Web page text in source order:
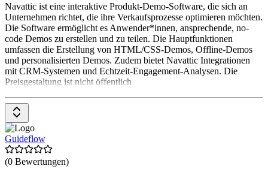
Navattic ist eine interaktive Produkt-Demo-Software, die sich an
Unternehmen richtet, die ihre Verkaufsprozesse optimieren möchten.
Die Software ermöglicht es Anwender*innen, ansprechende, no-
code Demos zu erstellen und zu teilen. Die Hauptfunktionen
umfassen die Erstellung von HTML/CSS-Demos, Offline-Demos
und personalisierten Demos. Zudem bietet Navattic Integrationen
mit CRM-Systemen und Echtzeit-Engagement-Analysen. Die
Preisgestaltung ist nicht öffentlich
Guideflow
(0 Bewertungen)